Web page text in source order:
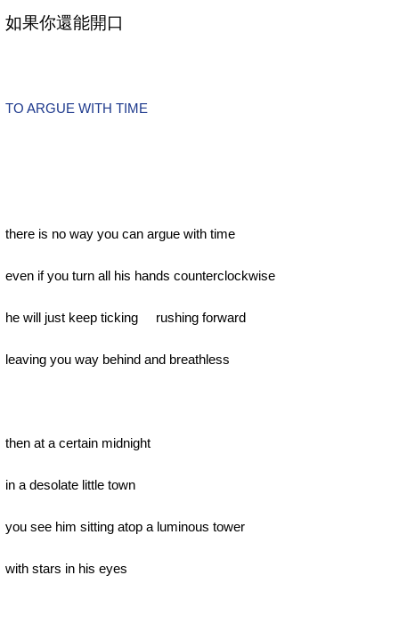
如果你還能開口
TO ARGUE WITH TIME
there is no way you can argue with time
even if you turn all his hands counterclockwise
he will just keep ticking rushing forward
leaving you way behind and breathless
then at a certain midnight
in a desolate little town
you see him sitting atop a luminous tower
with stars in his eyes